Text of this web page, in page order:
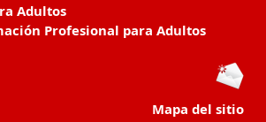
Adultos
Profesional para Adultos
Mapa del sitio